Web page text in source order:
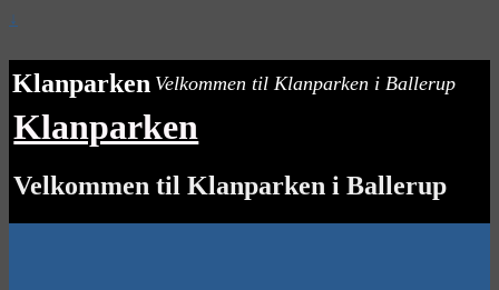
↓
Klanparken Velkommen til Klanparken i Ballerup
Klanparken
Velkommen til Klanparken i Ballerup